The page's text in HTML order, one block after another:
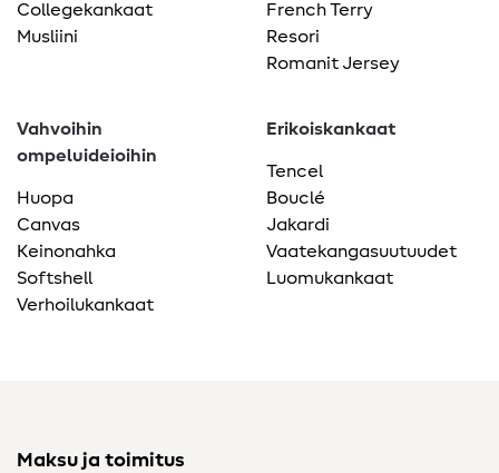
Collegekankaat
Musliini
French Terry
Resori
Romanit Jersey
Vahvoihin
ompeluideioihin
Huopa
Canvas
Keinonahka
Softshell
Verhoilukankaat
Erikoiskankaat
Tencel
Bouclé
Jakardi
Vaatekangasuutuudet
Luomukankaat
Maksu ja toimitus